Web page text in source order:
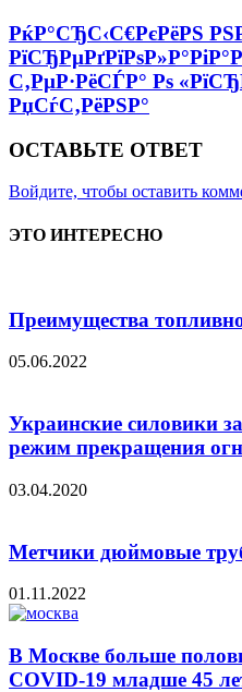
РќР°СЂС‹С€РєРёРЅ
С‚РµР·РёСЃР° Рѕ
РџСѓС‚РёРЅР°
ОСТАВЬТЕ ОТВЕТ
Войдите, чтобы оставить
ЭТО ИНТЕРЕСНО
Преимущества
05.06.2022
Украинские силовики
режим прекращения
03.04.2020
Метчики дюймовые
01.11.2022
В Москве больше
COVID-19 младше 45